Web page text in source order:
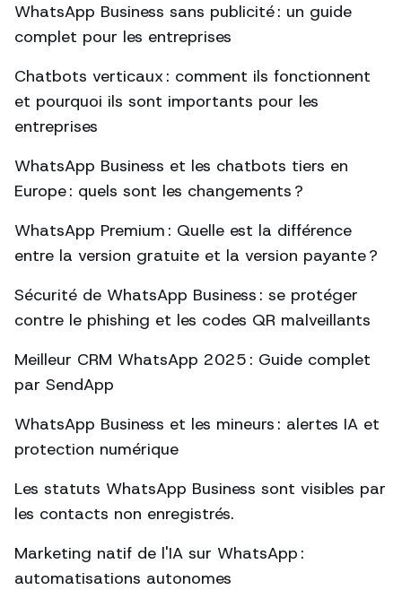
WhatsApp Business sans publicité : un guide
complet pour les entreprises
Chatbots verticaux : comment ils fonctionnent
et pourquoi ils sont importants pour les
entreprises
WhatsApp Business et les chatbots tiers en
Europe : quels sont les changements ?
WhatsApp Premium : Quelle est la différence
entre la version gratuite et la version payante ?
Sécurité de WhatsApp Business : se protéger
contre le phishing et les codes QR malveillants
Meilleur CRM WhatsApp 2025 : Guide complet
par SendApp
WhatsApp Business et les mineurs : alertes IA et
protection numérique
Les statuts WhatsApp Business sont visibles par
les contacts non enregistrés.
Marketing natif de l'IA sur WhatsApp :
automatisations autonomes